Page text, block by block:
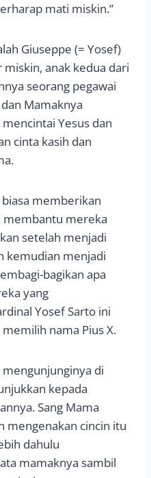
mati miskin.”
Giuseppe (= Yosef)
miskin, anak kedua dari
seorang pegawai
Mamaknya
Yesus dan
cinta kasih dan
memberikan
membantu mereka
setelah menjadi
kemudian menjadi
bagikan apa
yang
Yosef Sarto ini
nama Pius X.
di
kepada
Sang Mama
mengenakan cincin itu
dahulu
mamaknya sambil